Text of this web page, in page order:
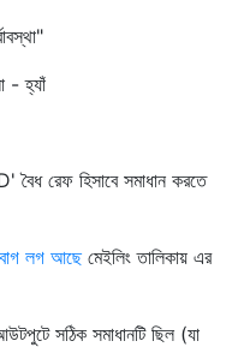
- হ্যাঁ
বৈধ রেফ হিসাবে সমাধান করতে
লগ আছেমেইলিং তালিকায় এর
সঠিক সমাধানটি ছিল (যা